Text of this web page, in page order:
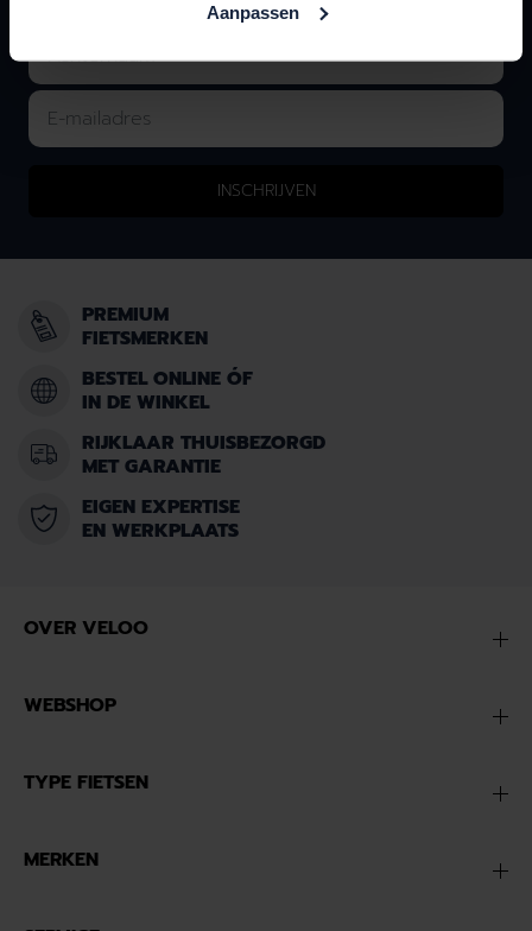
Aanpassen
INSCHRIJVEN
PREMIUM
FIETSMERKEN
BESTEL ONLINE ÓF
IN DE WINKEL
RIJKLAAR THUISBEZORGD
MET GARANTIE
EIGEN EXPERTISE
EN WERKPLAATS
OVER VELOO
WEBSHOP
TYPE FIETSEN
MERKEN